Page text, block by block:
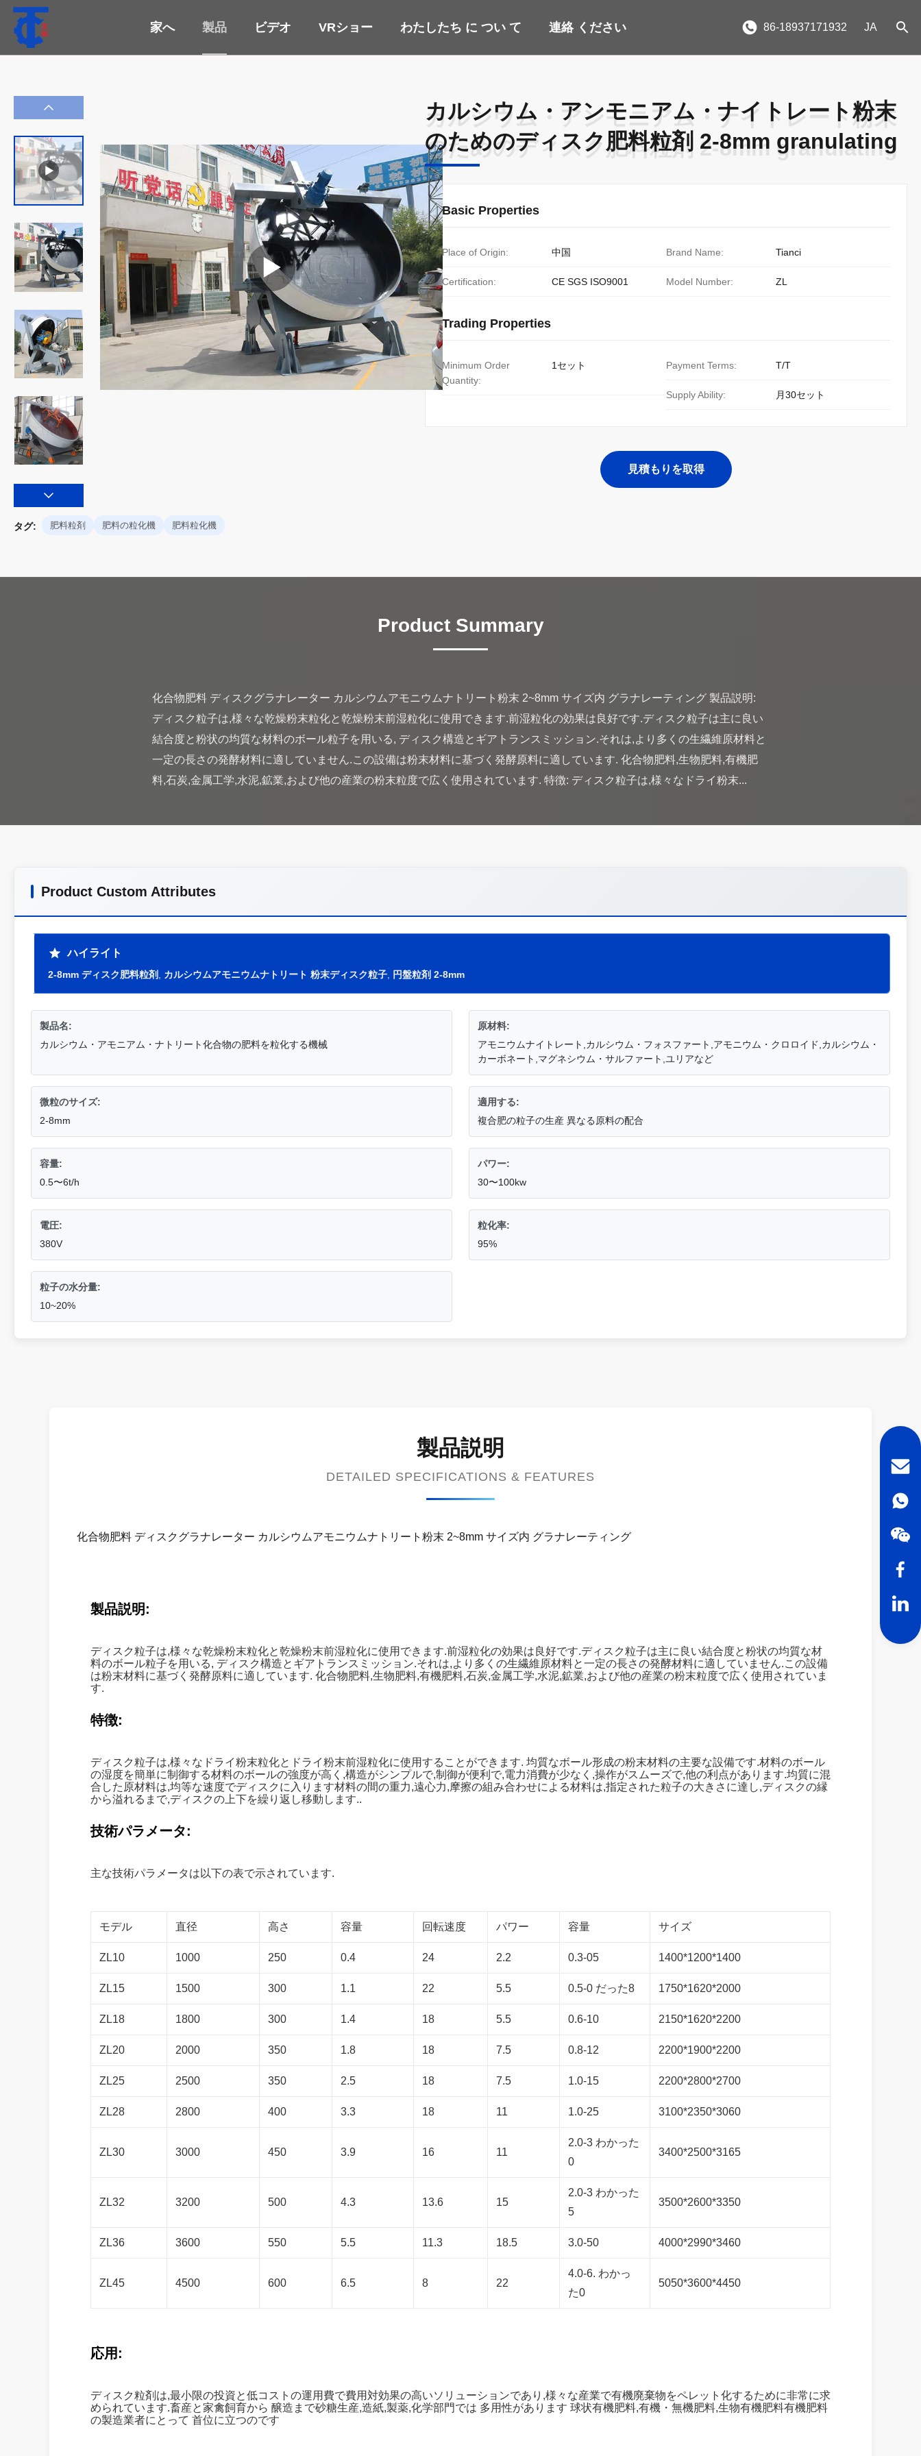
家へ 製品 ビデオ VRショー わたしたち に つい て 連絡 ください 86-18937171932 JA
カルシウム・アンモニアム・ナイトレート粉末
のためのディスク肥料粒剤 2-8mm granulating
カルシウム・アンモニアム・ナイトレート粉末
のためのディスク肥料粒剤 2-8mm granulating
Basic Properties
Place of Origin: 中国 Brand Name: Tianci
Certification: CE SGS ISO9001 Model Number: ZL
Trading Properties
Minimum Order
Quantity:
1セット Payment Terms: T/T
Supply Ability: 月30セット
見積もりを取得
タグ: 肥料粒剤 肥料の粒化機 肥料粒化機
Product Summary
化合物肥料 ディスクグラナレーター カルシウムアモニウムナトリート粉末 2~8mm サイズ内 グラナレーティング 製品説明:
ディスク粒子は,様々な乾燥粉末粒化と乾燥粉末前湿粒化に使用できます.前湿粒化の効果は良好です.ディスク粒子は主に良い
結合度と粉状の均質な材料のボール粒子を用いる, ディスク構造とギアトランスミッション.それは,より多くの生繊維原材料と
一定の長さの発酵材料に適していません.この設備は粉末材料に基づく発酵原料に適しています. 化合物肥料,生物肥料,有機肥
Product Custom Attributes
ハイライト
2-8mm ディスク肥料粒剤 カルシウムアモニウムナトリート 粉末ディスク粒子 円盤粒剤 2-8mm
製品名:
カルシウム・アモニアム・ナトリート化合物の肥料を粒化する機械
原材料:
アモニウムナイトレート,カルシウム・フォスファート,アモニウム・クロロイド,カルシウム・
カーボネート,マグネシウム・サルファート,ユリアなど
微粒のサイズ:
2-8mm
適用する:
複合肥の粒子の生産 異なる原料の配合
容量:
0.5〜6t/h
パワー:
30〜100kw
電圧:
380V
粒化率:
95%
粒子の水分量:
10~20%
製品説明
DETAILED SPECIFICATIONS & FEATURES
化合物肥料 ディスクグラナレーター カルシウムアモニウムナトリート粉末 2~8mm サイズ内 グラナレーティング
製品説明:
ディスク粒子は,様々な乾燥粉末粒化と乾燥粉末前湿粒化に使用できます.前湿粒化の効果は良好です.ディスク粒子は主に良い結合度と粉状の均質な材
料のボール粒子を用いる, ディスク構造とギアトランスミッション.それは,より多くの生繊維原材料と一定の長さの発酵材料に適していません.この設備
は粉末材料に基づく発酵原料に適しています. 化合物肥料,生物肥料,有機肥料,石炭,金属工学,水泥,鉱業,および他の産業の粉末粒度で広く使用されていま
す.
特徴:
ディスク粒子は,様々なドライ粉末粒化とドライ粉末前湿粒化に使用することができます. 均質なボール形成の粉末材料の主要な設備です.材料のボール
の湿度を簡単に制御する材料のボールの強度が高く,構造がシンプルで,制御が便利で,電力消費が少なく,操作がスムーズで,他の利点があります.均質に混
合した原材料は,均等な速度でディスクに入ります材料の間の重力,遠心力,摩擦の組み合わせによる材料は,指定された粒子の大きさに達し,ディスクの縁
から溢れるまで,ディスクの上下を繰り返し移動します..
技術パラメータ:
主な技術パラメータは以下の表で示されています.
モデル 直径 高さ 容量 回転速度 パワー 容量 サイズ
ZL10 1000 250 0.4 24 2.2 0.3-05 1400*1200*1400
ZL15 1500 300 1.1 22 5.5 0.5-0 だった8 1750*1620*2000
ZL18 1800 300 1.4 18 5.5 0.6-10 2150*1620*2200
ZL20 2000 350 1.8 18 7.5 0.8-12 2200*1900*2200
ZL25 2500 350 2.5 18 7.5 1.0-15 2200*2800*2700
ZL28 2800 400 3.3 18 11 1.0-25 3100*2350*3060
ZL30 3000 450 3.9 16 11
2.0-3 わかった
0
3400*2500*3165
ZL32 3200 500 4.3 13.6 15
2.0-3 わかった
5
3500*2600*3350
ZL36 3600 550 5.5 11.3 18.5 3.0-50 4000*2990*3460
ZL45 4500 600 6.5 8 22
4.0-6. わかっ
た0
5050*3600*4450
応用:
ディスク粒剤は,最小限の投資と低コストの運用費で費用対効果の高いソリューションであり,様々な産業で有機廃棄物をペレット化するために非常に求
められています.畜産と家禽飼育から 醸造まで砂糖生産,造紙,製薬,化学部門では 多用性があります 球状有機肥料,有機・無機肥料,生物有機肥料有機肥料
の製造業者にとって 首位に立つのです